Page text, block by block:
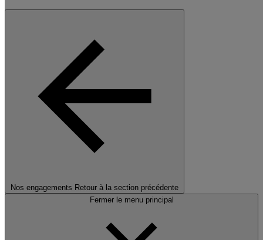
Nos engagements Retour à la section précédente
Fermer le menu principal